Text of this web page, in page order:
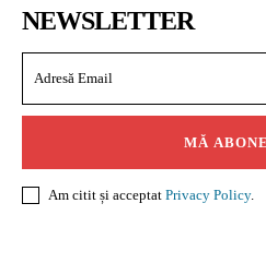
NEWSLETTER
MĂ
Am citit și acceptat Privacy Policy.